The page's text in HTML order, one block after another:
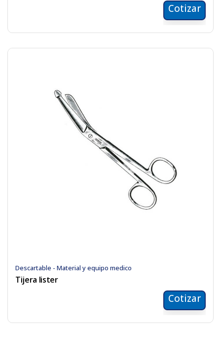
Cotizar
Descartable - Material y equipo medico
Tijera lister
Cotizar